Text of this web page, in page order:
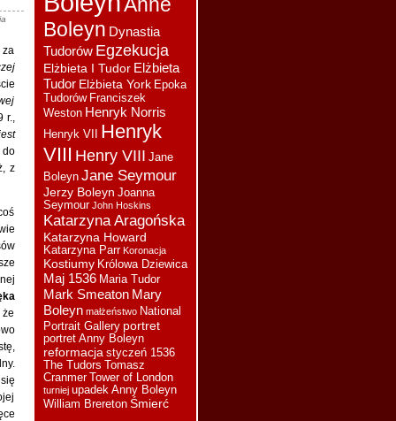
za
r.,
do
z
będzie, ja chętnie czytam
wszystkie Twoje artykuły
Sylwia : 3. Wiara i religia
Anny B.
Sylwia :2. Młodość we
Francji.
Sylwia :1. Wygląd Anny
Boleyn (aktualizacja)
Sylwia :Jaki artykuł
chceci zobaczyć na
stronie? Do wyboru mam
takie:
Sylwia :Czytałam tą
książkę ale jakoś mnie nie
urzekła, chociaż historia
Joanny jest bardzo ciekawa
i tragiczna zarazem.
Catherine :
Jestem już
prawie pod koniec czytania
książki "Ostatnia Królowa".
Kolejna kobieta o której
nigdy nie dowiemy się
prawdy. Bardzo polecam.
Boleyn Dynastia
Tudorów Egzekucja
Elżbieta I Tudor Elżbieta
Tudor Elżbieta York Epoka
Tudorów Franciszek
Weston Henryk Norris
Henryk VII
Henryk
VIII Henry VIII Jane
Boleyn Jane Seymour
Jerzy Boleyn Joanna
Seymour John Hoskins
Katarzyna Aragońska
Katarzyna Howard
Katarzyna Parr Koronacja
Kostiumy Królowa Dziewica
Maj 1536 Maria Tudor
Mark Smeaton Mary
Boleyn małżeństwo National
Portrait Gallery portret
portret Anny Boleyn
reformacja styczeń 1536
The Tudors
Tomasz
Cranmer
Tower of London
turniej upadek Anny Boleyn
William Brereton Śmierć